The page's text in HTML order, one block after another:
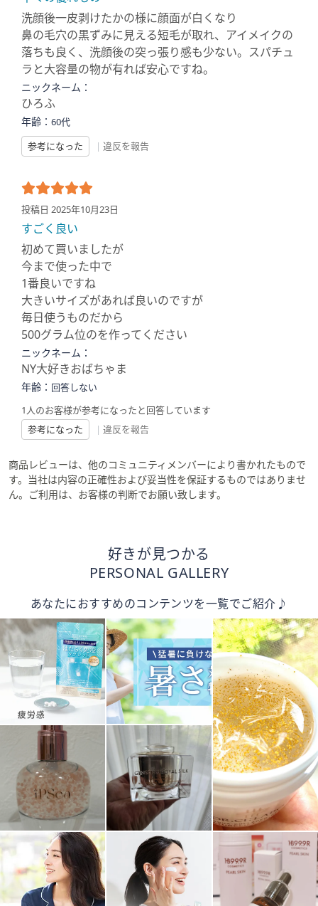
洗顔後一皮剥けたかの様に顔面が白くなり
鼻の毛穴の黒ずみに見える短毛が取れ、アイメイクの
落ちも良く、洗顔後の突っ張り感も少ない。スパチュ
ラと大容量の物が有れば安心ですね。
ニックネーム：
ひろふ
年齢： 60代
参考になった
| 違反を報告
投稿日 2025年10月23日
すごく良い
初めて買いましたが
今まで使った中で
1番良いですね
大きいサイズがあれば良いのですが
毎日使うものだから
500グラム位のを作ってください
ニックネーム：
NY大好きおばちゃま
年齢： 回答しない
1人のお客様が参考になったと回答しています
参考になった
| 違反を報告
商品レビューは、他のコミュニティメンバーにより書かれたもので
す。当社は内容の正確性および妥当性を保証するものではありませ
ん。ご利用は、お客様の判断でお願い致します。
好きが見つかる
PERSONAL GALLERY
あなたにおすすめのコンテンツを一覧でご紹介♪